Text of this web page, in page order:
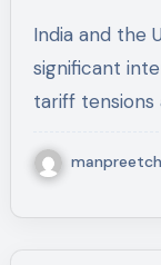
India and the United States have announced a
significant
tariff tensions